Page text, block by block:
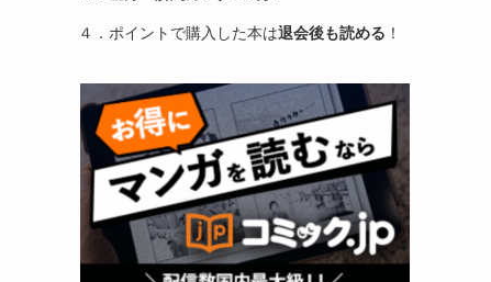
４．ポイントで購入した本は退会後も読める ！